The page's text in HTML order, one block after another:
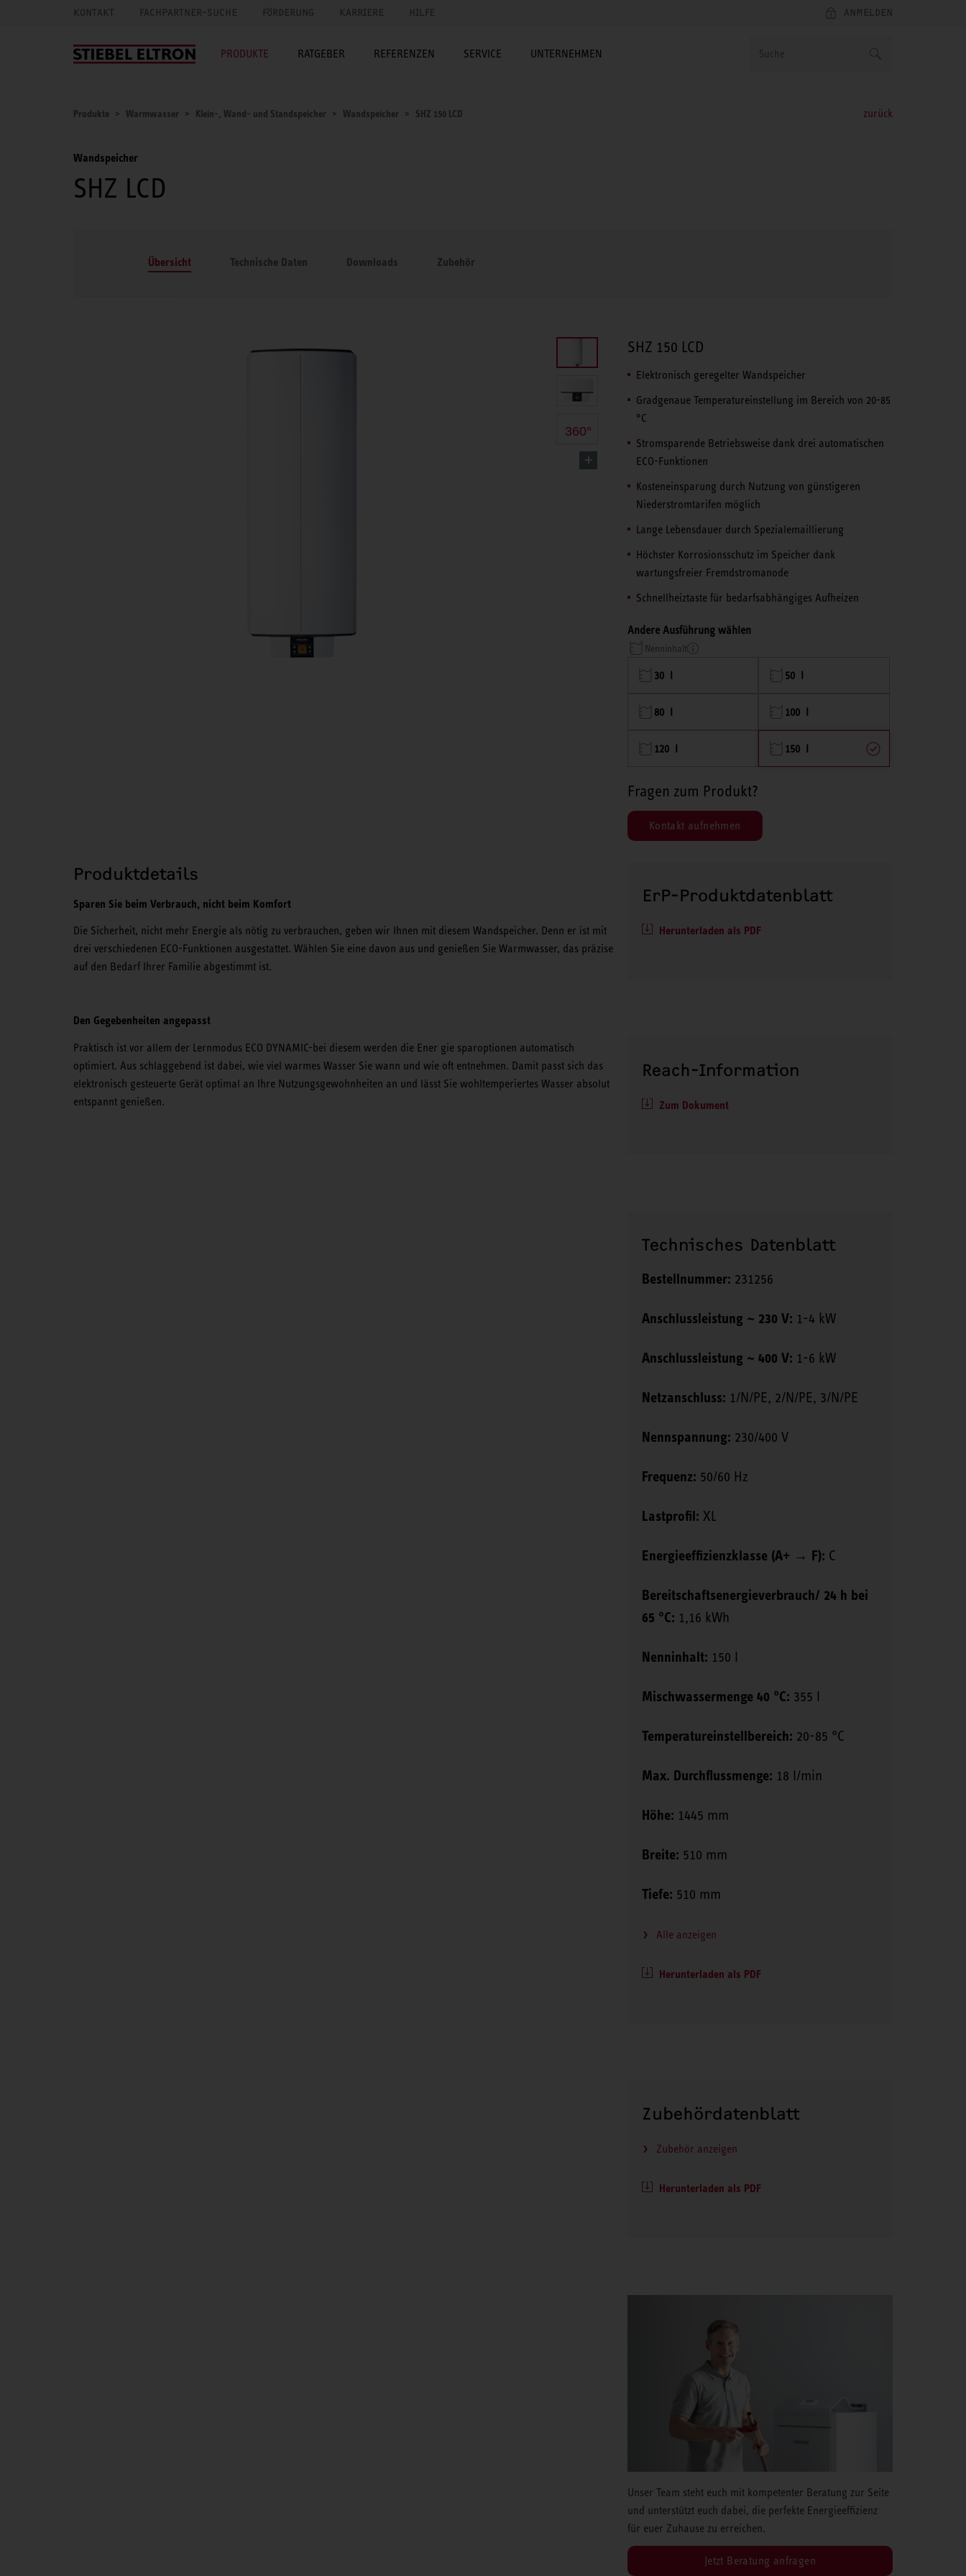
KONTAKT FACHPARTNER-SUCHE FÖRDERUNG KARRIERE HILFE ANMELDEN
PRODUKTE RATGEBER REFERENZEN SERVICE UNTERNEHMEN
Produkte Warmwasser Klein-, Wand- und Standspeicher Wandspeicher SHZ 150 LCD zurück
Wandspeicher
SHZ LCD
Übersicht Technische Daten Downloads Zubehör
360°
SHZ 150 LCD
Elektronisch geregelter Wandspeicher
Gradgenaue Temperatureinstellung im Bereich von 20-85
°C
Stromsparende Betriebsweise dank drei automatischen
ECO-Funktionen
Kosteneinsparung durch Nutzung von günstigeren
Niederstromtarifen möglich
Lange Lebensdauer durch Spezialemaillierung
Höchster Korrosionsschutz im Speicher dank
wartungsfreier Fremdstromanode
Schnellheiztaste für bedarfsabhängiges Aufheizen
Andere Ausführung wählen
Nenninhalt
30 l 50 l
80 l 100 l
120 l 150 l
Fragen zum Produkt?
Kontakt aufnehmen
Produktdetails
Sparen Sie beim Verbrauch, nicht beim Komfort
Die Sicherheit, nicht mehr Energie als nötig zu verbrauchen, geben wir Ihnen mit diesem Wandspeicher. Denn er ist mit
drei verschiedenen ECO-Funktionen ausgestattet. Wählen Sie eine davon aus und genießen Sie Warmwasser, das präzise
auf den Bedarf Ihrer Familie abgestimmt ist.
Den Gegebenheiten angepasst
Praktisch ist vor allem der Lernmodus ECO DYNAMIC-bei diesem werden die Ener gie sparoptionen automatisch
optimiert. Aus schlaggebend ist dabei, wie viel warmes Wasser Sie wann und wie oft entnehmen. Damit passt sich das
elektronisch gesteuerte Gerät optimal an Ihre Nutzungsgewohnheiten an und lässt Sie wohltemperiertes Wasser absolut
entspannt genießen.
ErP-Produktdatenblatt
Herunterladen als PDF
Reach-Information
Zum Dokument
Technisches Datenblatt
Bestellnummer: 231256
Anschlussleistung ~ 230 V: 1-4 kW
Anschlussleistung ~ 400 V: 1-6 kW
Netzanschluss: 1/N/PE, 2/N/PE, 3/N/PE
Nennspannung: 230/400 V
Frequenz: 50/60 Hz
Lastprofil: XL
Energieeffizienzklasse (A+ → F): C
Bereitschaftsenergieverbrauch/ 24 h bei
65 °C: 1,16 kWh
Nenninhalt: 150 l
Mischwassermenge 40 °C: 355 l
Temperatureinstellbereich: 20-85 °C
Max. Durchflussmenge: 18 l/min
Höhe: 1445 mm
Breite: 510 mm
Tiefe: 510 mm
Alle anzeigen
Herunterladen als PDF
Zubehördatenblatt
Zubehör anzeigen
Herunterladen als PDF
Unser Team steht euch mit kompetenter Beratung zur Seite
und unterstützt euch dabei, die perfekte Energieeffizienz
für euer Zuhause zu erreichen.
Jetzt Beratung anfragen